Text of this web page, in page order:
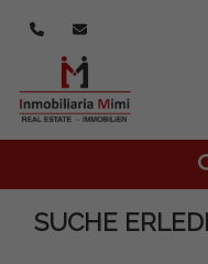
SUCHE